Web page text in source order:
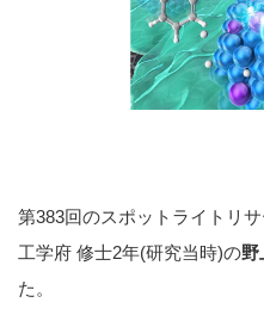
第383回のスポットライトリ
工学府 修士2年(研究当時)の野
た。